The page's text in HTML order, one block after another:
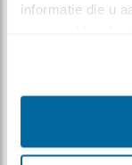
informatie die u
Beleef